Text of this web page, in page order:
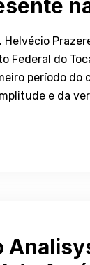
Federal do
período
e da